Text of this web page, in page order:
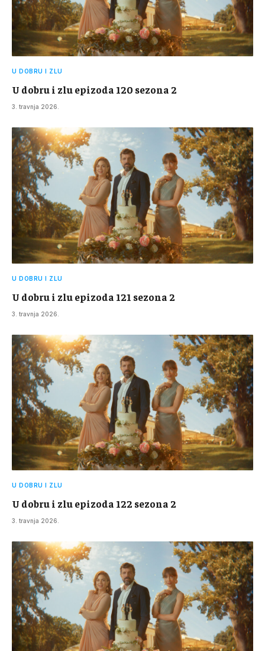
U DOBRU I ZLU
U dobru i zlu epizoda 120 sezona 2
3. travnja 2026.
U DOBRU I ZLU
U dobru i zlu epizoda 121 sezona 2
3. travnja 2026.
U DOBRU I ZLU
U dobru i zlu epizoda 122 sezona 2
3. travnja 2026.